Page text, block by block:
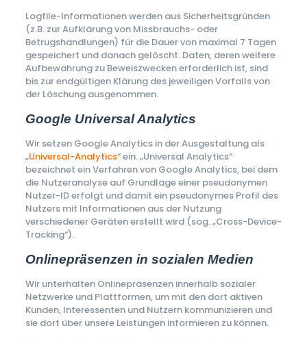
Logfile-Informationen werden aus Sicherheitsgründen
(z.B. zur Aufklärung von Missbrauchs- oder
Betrugshandlungen) für die Dauer von maximal 7 Tagen
gespeichert und danach gelöscht. Daten, deren weitere
Aufbewahrung zu Beweiszwecken erforderlich ist, sind
bis zur endgültigen Klärung des jeweiligen Vorfalls von
der Löschung ausgenommen.
Google Universal Analytics
Wir setzen Google Analytics in der Ausgestaltung als
„Universal-Analytics“ ein. „Universal Analytics“
bezeichnet ein Verfahren von Google Analytics, bei dem
die Nutzeranalyse auf Grundlage einer pseudonymen
Nutzer-ID erfolgt und damit ein pseudonymes Profil des
Nutzers mit Informationen aus der Nutzung
verschiedener Geräten erstellt wird (sog. „Cross-Device-
Tracking“).
Onlinepräsenzen in sozialen Medien
Wir unterhalten Onlinepräsenzen innerhalb sozialer
Netzwerke und Plattformen, um mit den dort aktiven
Kunden, Interessenten und Nutzern kommunizieren und
sie dort über unsere Leistungen informieren zu können.